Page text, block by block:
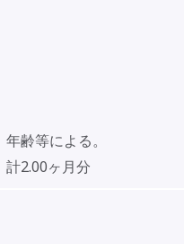
齢等による。
計2.00ヶ月分